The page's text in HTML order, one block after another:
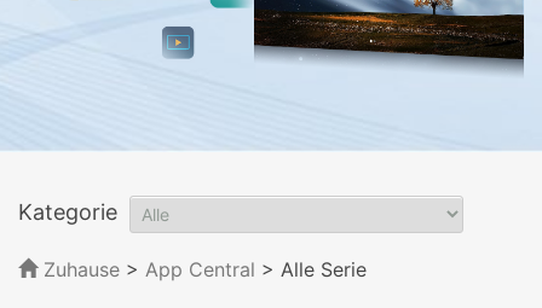
Kategorie
Zuhause > App Central > Alle Serie